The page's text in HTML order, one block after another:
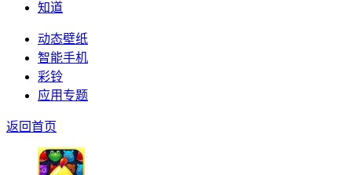
知道
动态壁纸
智能手机
彩铃
应用专题
返回首页